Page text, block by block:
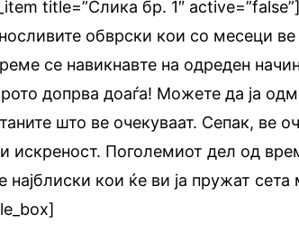
title=”Слика бр. 1″
обврски кои со месеци ве
се навикнавте на одреден
допрва доаѓа! Можете да ја
што ве очекуваат. Сепак, ве
искреност. Поголемиот дел од
најблиски кои ќе ви ја пружат